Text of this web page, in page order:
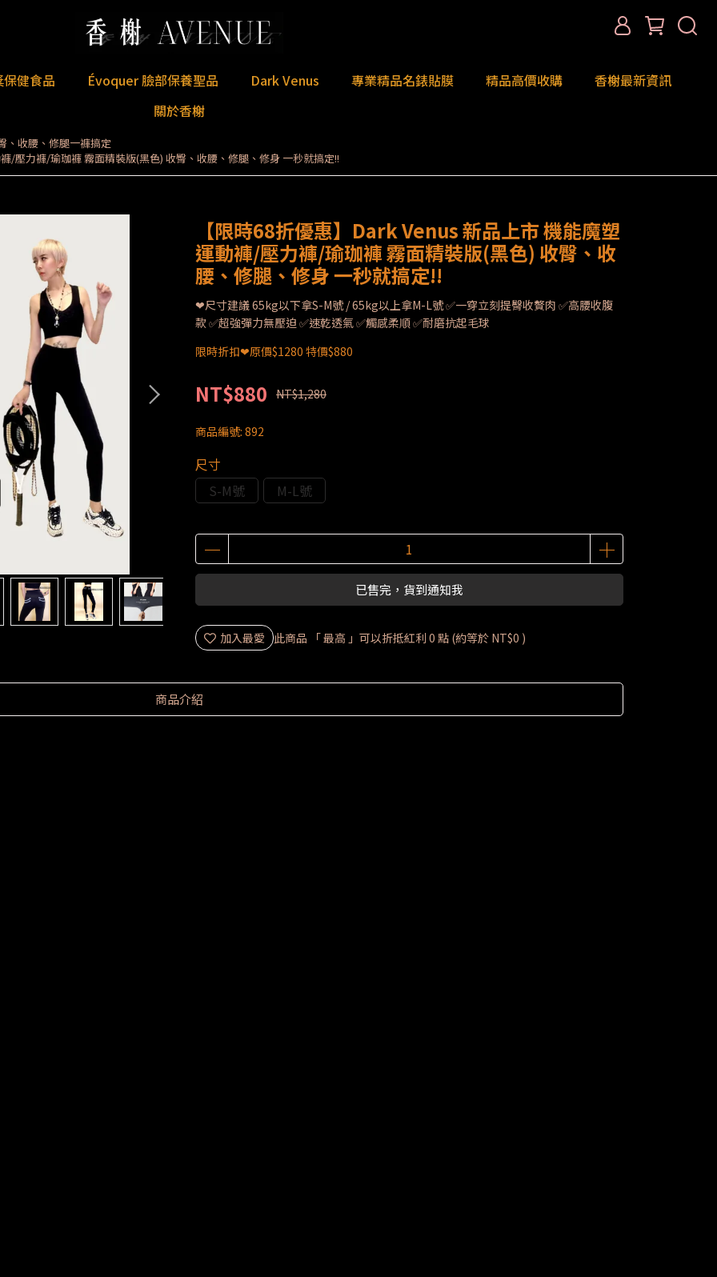
健食品 Évoquer 臉部保養聖品 Dark Venus 專業精品名錶貼膜 精品高價收購
香榭最新資訊
關於香榭
、收腰、修腿一褲搞定
/壓力褲/瑜珈褲 霧面精裝版(黑色) 收臀、收腰、修腿、修身 一秒就搞定!!
【限時68折優惠】Dark Venus 新品上市 機能魔塑
運動褲/壓力褲/瑜珈褲 霧面精裝版(黑色) 收臀、收
腰、修腿、修身 一秒就搞定!!
❤尺寸建議 65kg以下拿S-M號 / 65kg以上拿M-L號 ✅一穿立刻提臀收贅肉 ✅高腰收腹
款 ✅超強彈力無壓迫 ✅速乾透氣 ✅觸感柔順 ✅耐磨抗起毛球
限時折扣❤原價$1280 特價$880
NT$880 NT$1,280
商品編號: 892
尺寸
S-M號
M-L號
已售完，貨到通知我
加入最愛 此商品 「 最高 」可以折抵紅利 0 點 (約等於 NT$0 )
商品介紹